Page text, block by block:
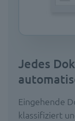
Jedes
Eingehende
klassifiziert